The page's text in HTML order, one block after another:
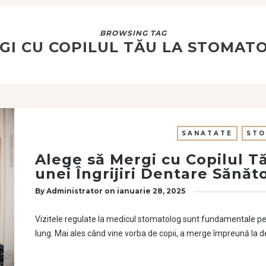
BROWSING TAG
CU COPILUL TĂU LA
SANATATE
Alege să Mergi cu Copilul
unei Îngrijiri Dentare
By Administrator on ianuarie 28, 2025
Vizitele regulate la medicul stomatolog sunt fundamentale
lung. Mai ales când vine vorba de copii, a merge împreună la